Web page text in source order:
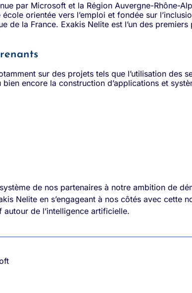
par Microsoft et la Région Auvergne-Rhône-
orientée vers l’emploi et fondée sur
de la France. Exakis Nelite est l’un des
sur des projets tels que l’utilisation
encore la construction d’applications et
de nos partenaires à notre ambition de
Nelite en s’engageant à nos côtés avec cette
de l’intelligence artificielle.